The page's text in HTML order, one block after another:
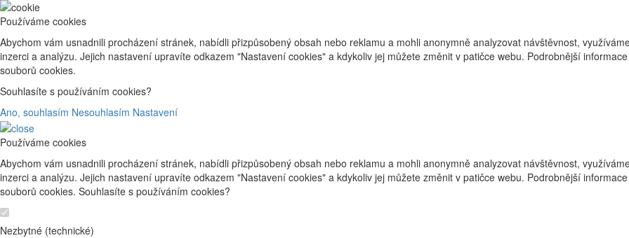
Používáme cookies
Abychom vám usnadnili procházení stránek, nabídli přizpůsobený obsah nebo reklamu a mohli anonymně analyzovat návštěvnost,
inzerci a analýzu. Jejich nastavení upravíte odkazem "Nastavení cookies" a kdykoliv jej můžete změnit v patičce webu. Podrobnější
souborů cookies.
Souhlasíte s používáním cookies?
Ano, souhlasím Nesouhlasím Nastavení
Používáme cookies
Abychom vám usnadnili procházení stránek, nabídli přizpůsobený obsah nebo reklamu a mohli anonymně analyzovat návštěvnost,
inzerci a analýzu. Jejich nastavení upravíte odkazem "Nastavení cookies" a kdykoliv jej můžete změnit v patičce webu. Podrobnější
souborů cookies. Souhlasíte s používáním cookies?
Nezbytné (technické)